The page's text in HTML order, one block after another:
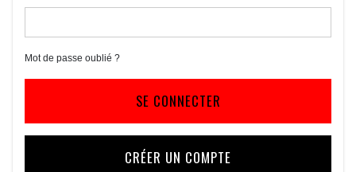
Mot de passe oublié ?
SE CONNECTER
CRÉER UN COMPTE